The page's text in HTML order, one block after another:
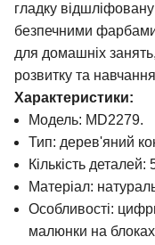
гладку
безпечними
для домашніх
розвитку та
Характеристики:
Модель: MD2279.
Тип: дерев'яний
Кількість деталей:
Матеріал:
Особливості:
малюнки на